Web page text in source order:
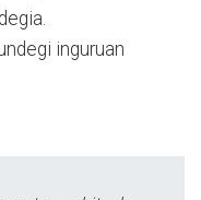
inguruan